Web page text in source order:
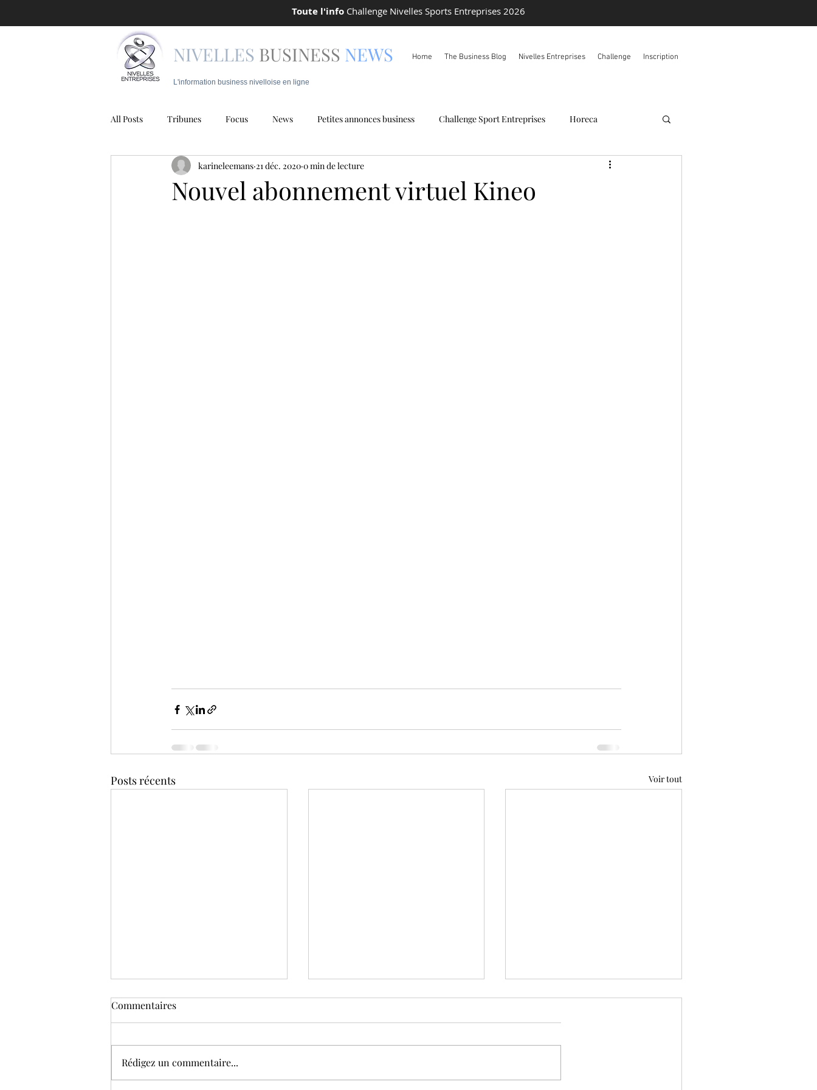
Toute l'info Challenge Nivelles Sports Entreprises 2026
NIVELLES BUSINESS NEWS Home The Business Blog Nivelles Entreprises Challenge Inscription
L'information business nivelloise en ligne
All Posts Tribunes Focus News Petites annonces business Challenge Sport Entreprises Horeca
Mobilité Police locale Info Pareto
Nouvel abonnement virtuel Kineo
karineleemans 21 déc. 2020 0 min de lecture
Posts récents Voir tout
Commentaires
Rédigez un commentaire...